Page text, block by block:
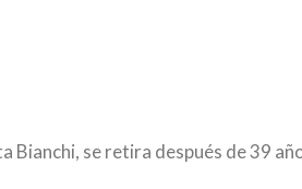
se retira después de 39